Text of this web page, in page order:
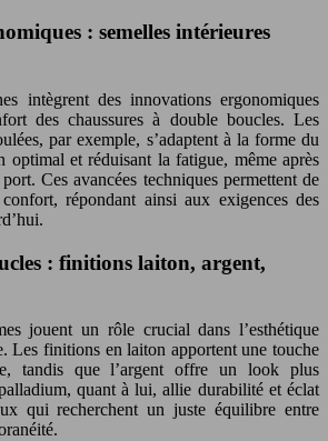
: semelles intérieures
intègrent des innovations ergonomiques
des chaussures à double boucles. Les
par exemple, s’adaptent à la forme du
optimal et réduisant la fatigue, même après
Ces avancées techniques permettent de
répondant ainsi aux exigences des
: finitions laiton, argent,
jouent un rôle crucial dans l’esthétique
Les finitions en laiton apportent une touche
tandis que l’argent offre un look plus
quant à lui, allie durabilité et éclat
qui recherchent un juste équilibre entre